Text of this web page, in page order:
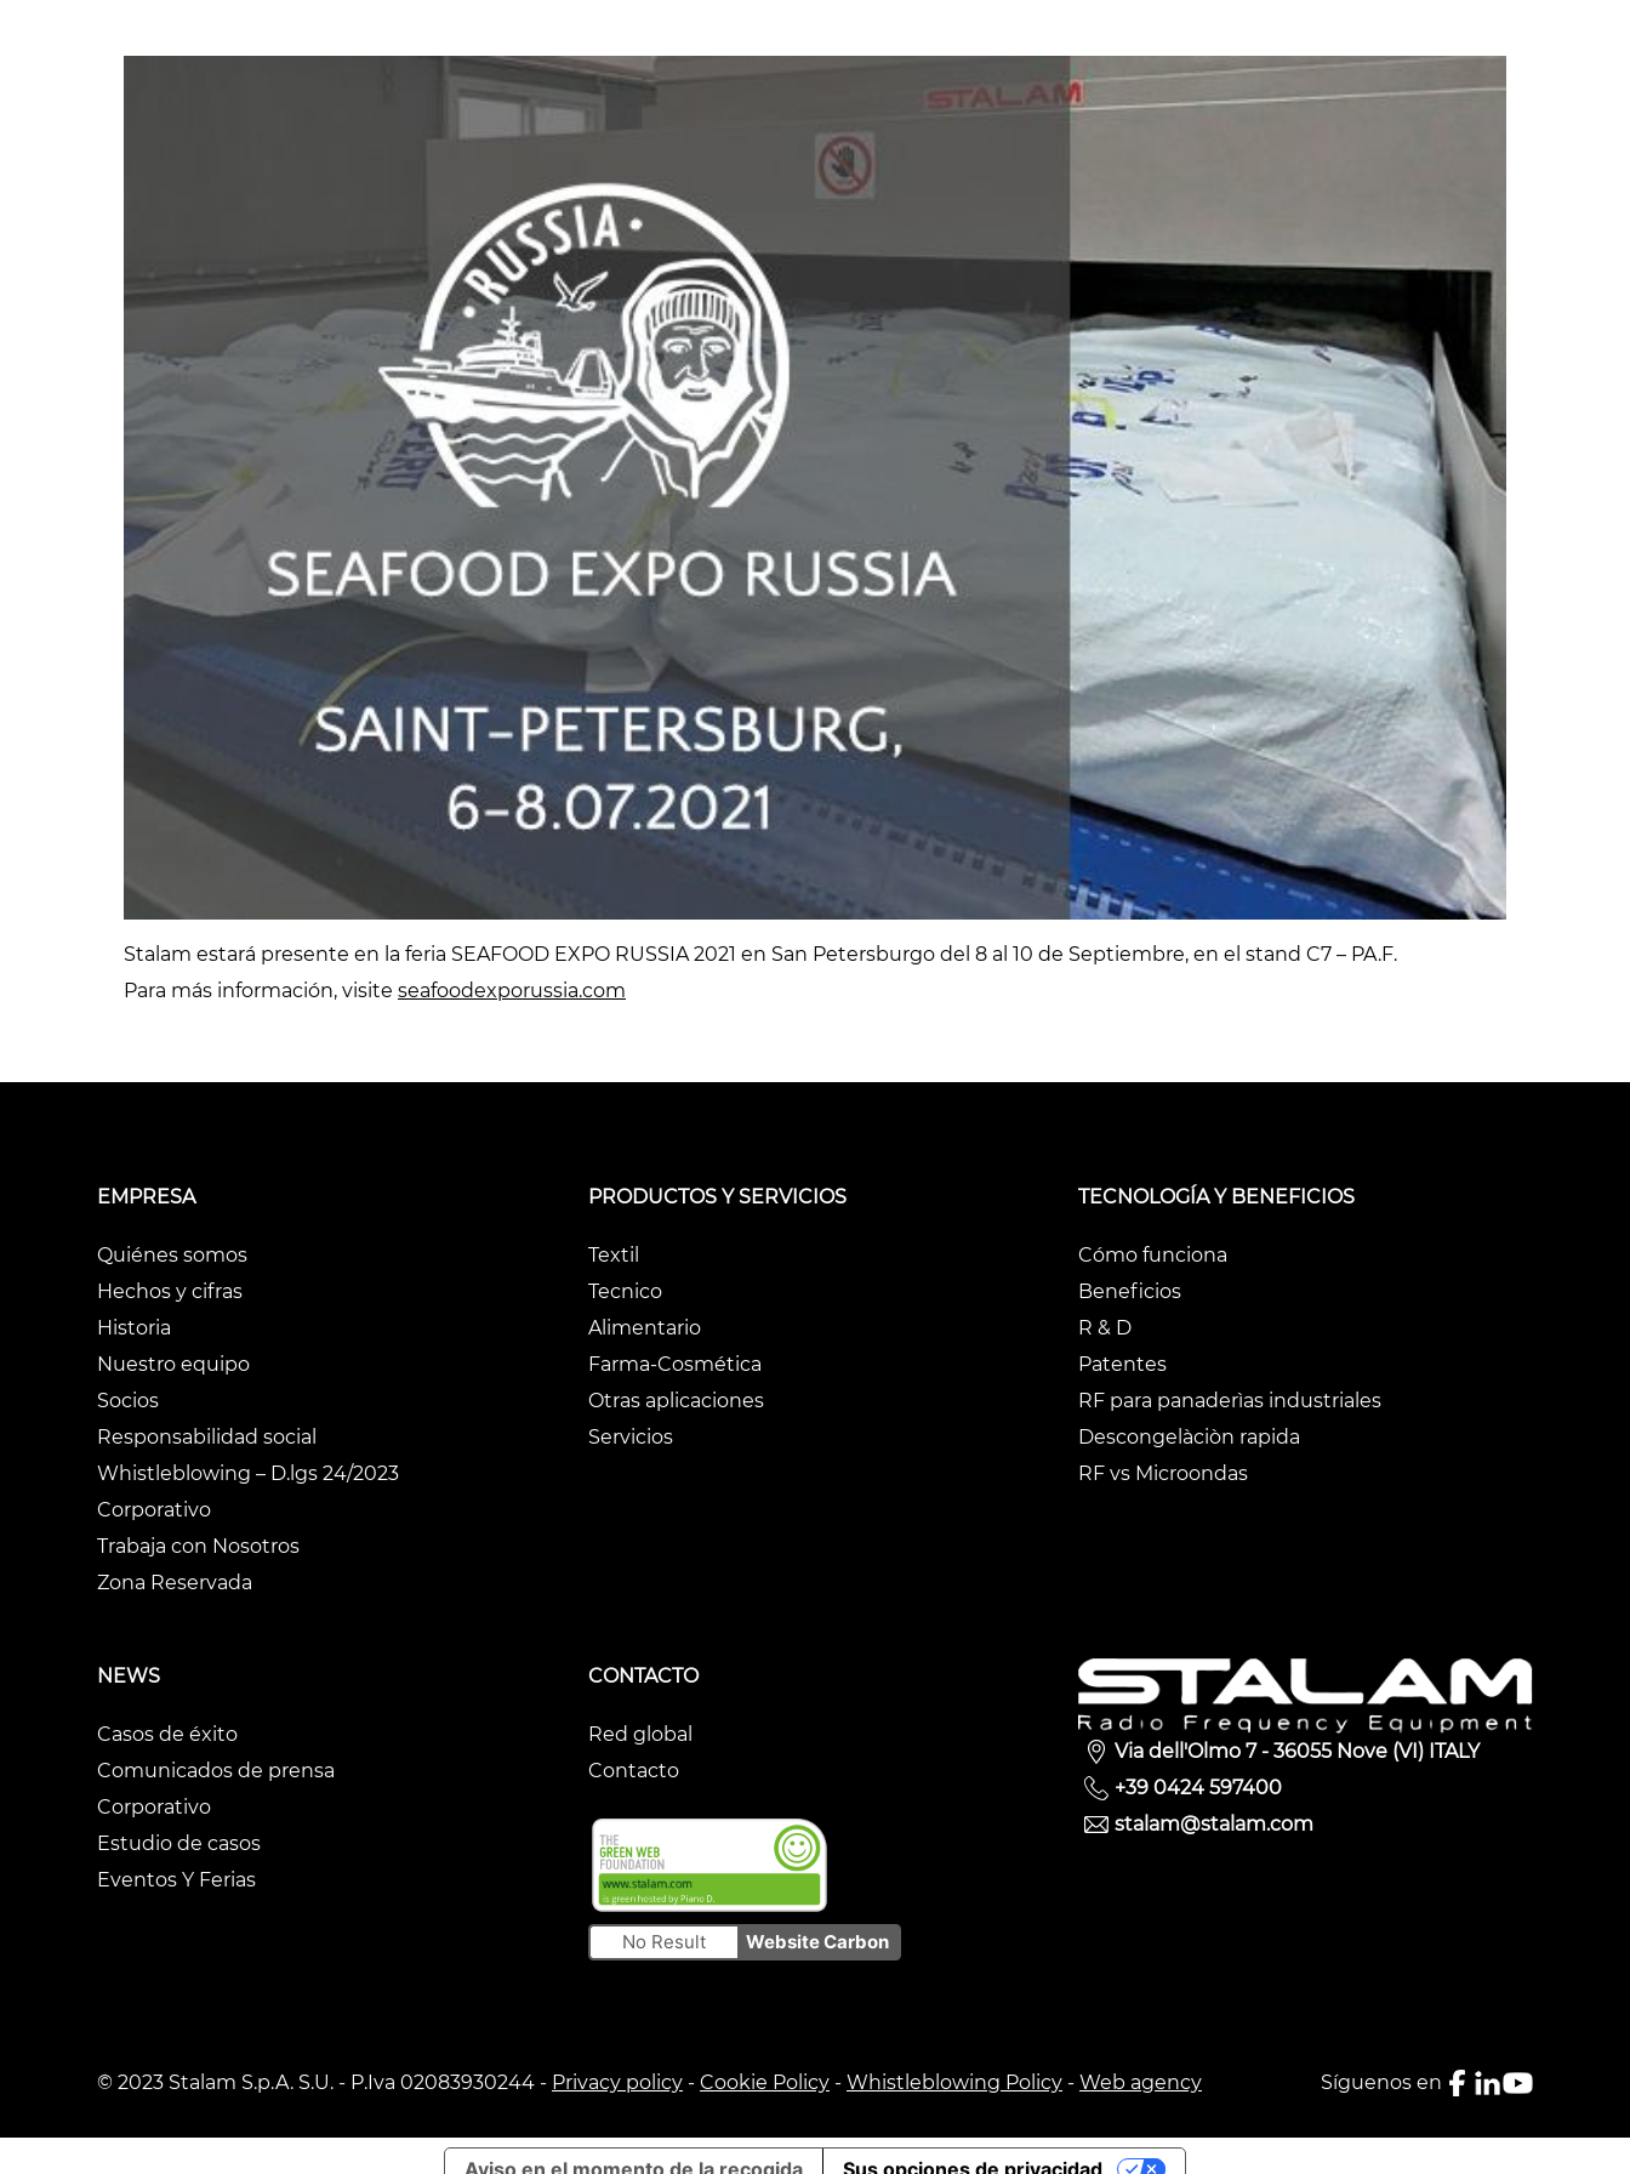
textiles
polímeros
Secadores de
textiles no tejidos
Otras aplicaciones
en textiles técnicos
esterilización
Pasteurización de
productos líquidos
Rellenado y
precocción de
productos líquidos
Secadores de
extensiones de
cabello
Stalam estará presente en la feria SEAFOOD EXPO RUSSIA 2021 en San Petersburgo del 8 al 10 de Septiembre, en el stand C7 – PA.F.
Para más información, visite seafoodexporussia.com
EMPRESA
Quiénes somos
Hechos y cifras
Historia
Nuestro equipo
Socios
Responsabilidad social
Whistleblowing – D.lgs 24/2023
Corporativo
Trabaja con Nosotros
Zona Reservada
PRODUCTOS Y SERVICIOS
Textil
Tecnico
Alimentario
Farma-Cosmética
Otras aplicaciones
Servicios
TECNOLOGÍA Y BENEFICIOS
Cómo funciona
Beneficios
R & D
Patentes
RF para panaderìas industriales
Descongelàciòn rapida
RF vs Microondas
NEWS
Casos de éxito
Comunicados de prensa
Corporativo
Estudio de casos
Eventos Y Ferias
CONTACTO
Red global
Contacto
No Result Website Carbon
Via dell'Olmo 7 - 36055 Nove (VI) ITALY
+39 0424 597400
stalam@stalam.com
© 2023 Stalam S.p.A. S.U. - P.Iva 02083930244 - Privacy policy - Cookie Policy - Whistleblowing Policy - Web agency Síguenos en
Aviso en el momento de la recogida Sus opciones de privacidad